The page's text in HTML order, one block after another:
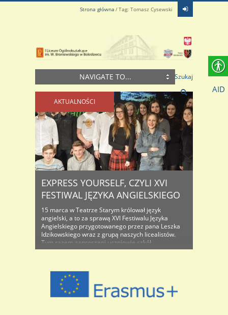
Strona główna Tag: Tomasz Cysewski
NAVIGATE TO... Szukaj
AKTUALNOŚCI
EXPRESS YOURSELF, CZYLI XVI
FESTIWAL JĘZYKA ANGIELSKIEGO
15 marca w Teatrze Starym królował język
angielski, a to za sprawą XVI Festiwalu Języka
Angielskiego przygotowanego przez pana Leszka
Idzikowskiego wraz z grupą naszych licealistów.
Tym razem zaproszeni uczniowie szkół
gimnazjalnych z Bolesławca, Nowogrodźca,
„LAUREEN, THE BOYS AND A WISE FAIRY”. ..
AID